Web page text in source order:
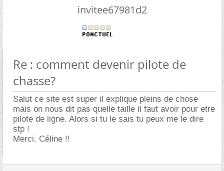
invitee67981d2
Re : comment devenir pilote de
chasse?
Salut ce site est super il explique pleins de chose
mais on nous dit pas quelle taille il faut avoir pour etre
pilote de ligne. Alors si tu le sais tu peux me le dire
stp !
Merci. Céline !!